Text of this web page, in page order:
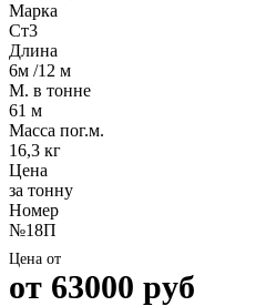
Марка
Ст3
Длина
6м /12 м
М. в тонне
61 м
Масса пог.м.
16,3 кг
Цена
за тонну
Номер
№18П
Цена от
от 63000 руб